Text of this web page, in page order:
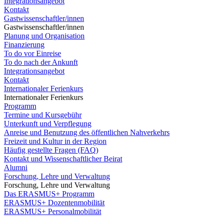
Kontakt
Gastwissenschaftler/innen
Gastwissenschaftler/innen
Planung und Organisation
Finanzierung
To do vor Einreise
To do nach der Ankunft
Integrationsangebot
Kontakt
Internationaler Ferienkurs
Internationaler Ferienkurs
Programm
Termine und Kursgebühr
Unterkunft und Verpflegung
Anreise und Benutzung des öffentlichen Nahverkehrs
Freizeit und Kultur in der Region
Häufig gestellte Fragen (FAQ)
Kontakt und Wissenschaftlicher Beirat
Alumni
Forschung, Lehre und Verwaltung
Forschung, Lehre und Verwaltung
Das ERASMUS+ Programm
ERASMUS+ Dozentenmobilität
ERASMUS+ Personalmobilität